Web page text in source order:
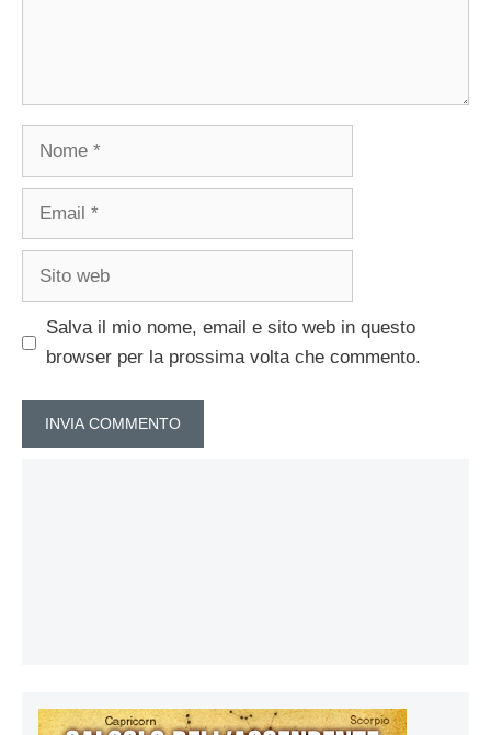
Nome
Email
Sito
Salva il mio nome, email e sito web in questo
browser per la prossima volta che commento.